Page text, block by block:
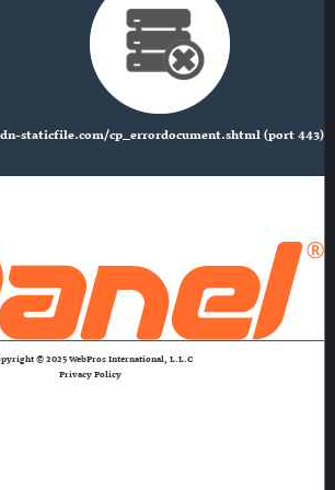
cdn-staticfile.com/cp_errordocument.shtml (port 443)
Copyright © 2025 WebPros International, L.L.C.
Privacy Policy